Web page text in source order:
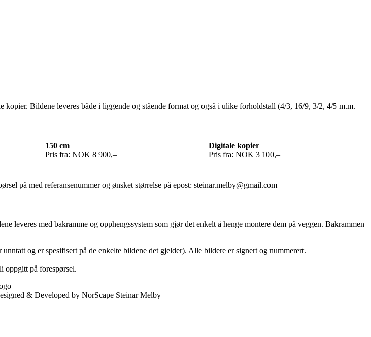
Bildene leveres både i liggende og stående format og også i ulike forholdstall (4/3, 16/9, 3/2, 4/5 m.m.
150 cm
Pris fra: NOK 8 900,–
Digitale kopier
Pris fra: NOK 3 100,–
på med referansenummer og ønsket størrelse på epost: steinar.melby@gmail.com
leveres med bakramme og opphengssystem som gjør det enkelt å henge montere dem på veggen. Bakrammen
og er spesifisert på de enkelte bildene det gjelder). Alle bildere er signert og nummerert.
oppgitt på forespørsel.
& Developed by NorScape Steinar Melby